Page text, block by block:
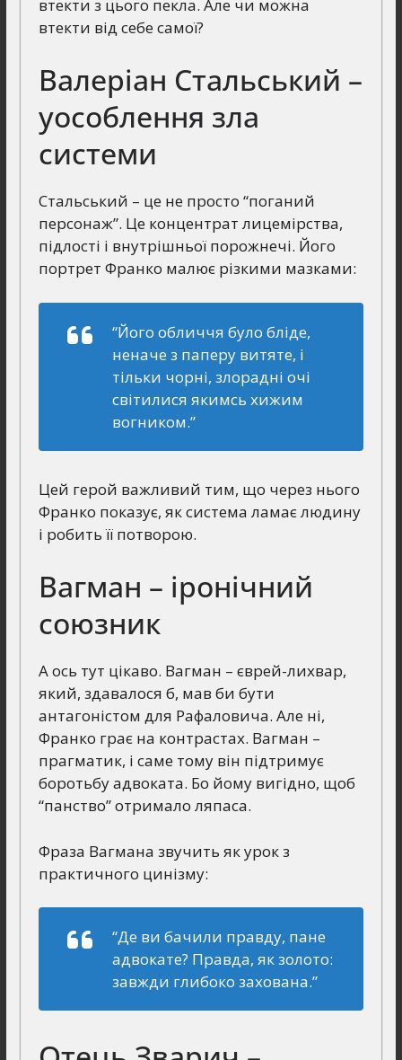
втекти з цього пекла. Але чи можна
втекти від себе самої?
Валеріан Стальський –
уособлення зла
системи
Стальський – це не просто “поганий
персонаж”. Це концентрат лицемірства,
підлості і внутрішньої порожнечі. Його
портрет Франко малює різкими мазками:
“Його обличчя було бліде,
неначе з паперу витяте, і
тільки чорні, злорадні очі
світилися якимсь хижим
вогником.”
Цей герой важливий тим, що через нього
Франко показує, як система ламає людину
і робить її потворою.
Вагман – іронічний
союзник
А ось тут цікаво. Вагман – єврей-лихвар,
який, здавалося б, мав би бути
антагоністом для Рафаловича. Але ні,
Франко грає на контрастах. Вагман –
прагматик, і саме тому він підтримує
боротьбу адвоката. Бо йому вигідно, щоб
“панство” отримало ляпаса.
Фраза Вагмана звучить як урок з
практичного цинізму:
“Де ви бачили правду, пане
адвокате? Правда, як золото:
завжди глибоко захована.”